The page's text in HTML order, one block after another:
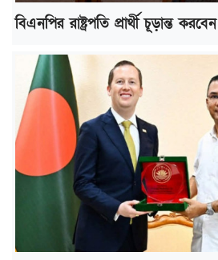
বিএনপির রাষ্ট্রপতি প্রার্থী চূড়ান্ত